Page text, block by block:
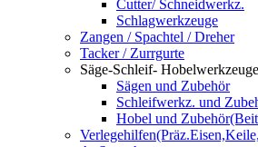
Cutter/ Schneidwerkz.
Schlagwerkzeuge
Zangen / Spachtel / Dreher
Tacker / Zurrgurte
Säge-Schleif- Hobelwerkzeuge
Sägen und Zubehör
Schleifwerkz. und
Hobel und